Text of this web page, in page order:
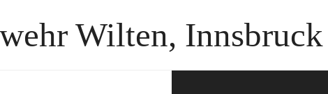
Wilten, Innsbruck